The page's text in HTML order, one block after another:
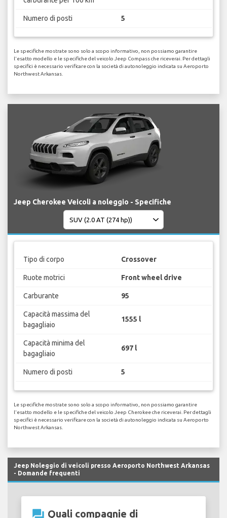
Numero di posti 5
Le specifiche mostrate sono solo a scopo informativo, non possiamo garantire
l'esatto modello e le specifiche del veicolo Jeep Compass che riceverai. Per dettagli
specifici è necessario verificare con la società di autonoleggio indicata su Aeroporto
Northwest Arkansas.
Jeep Cherokee Veicoli a noleggio - Specifiche
Tipo di corpo Crossover
Ruote motrici Front wheel drive
Carburante 95
Capacità massima del
bagagliaio
1555 l
Capacità minima del
bagagliaio
697 l
Numero di posti 5
Le specifiche mostrate sono solo a scopo informativo, non possiamo garantire
l'esatto modello e le specifiche del veicolo Jeep Cherokee che riceverai. Per dettagli
specifici è necessario verificare con la società di autonoleggio indicata su Aeroporto
Northwest Arkansas.
Jeep Noleggio di veicoli presso Aeroporto Northwest Arkansas
- Domande frequenti
question_answer Quali compagnie di